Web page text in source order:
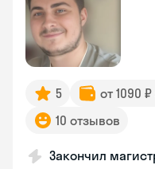
5 от 1090
10 отзывов
Закончил